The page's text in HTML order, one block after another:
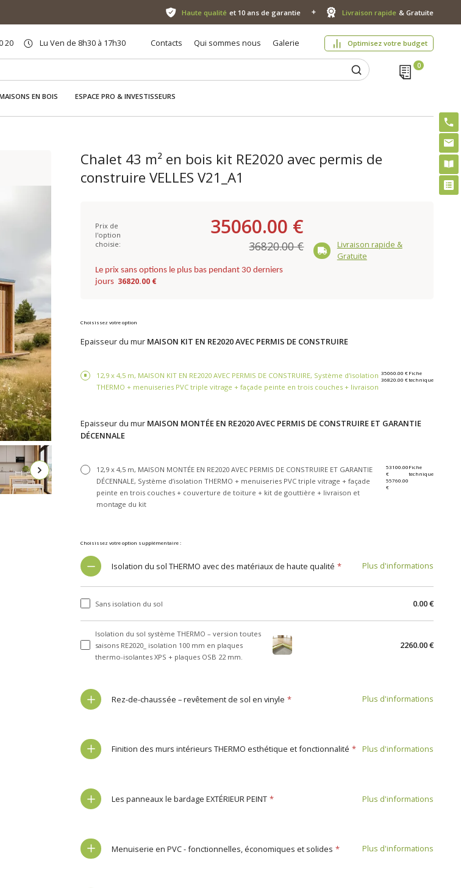
Haute qualité et 10 ans de garantie Livraison rapide & Gratuite
20 Lu Ven de 8h30 à 17h30 Contacts Qui sommes nous Galerie Optimisez votre budget
EN BOIS ESPACE PRO & INVESTISSEURS
Chalet 43 m² en bois kit RE2020 avec permis de
construire VELLES V21_A1
Prix de
l'option
choisie:
35060.00 €
36820.00 €
Le prix sans options le plus bas pendant 30 derniers
jours 36820.00 €
Livraison rapide &
Gratuite
Choisissez votre option
Epaisseur du mur MAISON KIT EN RE2020 AVEC PERMIS DE CONSTRUIRE
12,9 x 4,5 m, MAISON KIT EN RE2020 AVEC PERMIS DE CONSTRUIRE, Système d'isolation
THERMO + menuiseries PVC triple vitrage + façade peinte en trois couches + livraison
35060.00 €
36820.00 €
Fiche
technique
Epaisseur du mur MAISON MONTÉE EN RE2020 AVEC PERMIS DE CONSTRUIRE ET GARANTIE
DÉCENNALE
12,9 x 4,5 m, MAISON MONTÉE EN RE2020 AVEC PERMIS DE CONSTRUIRE ET GARANTIE
DÉCENNALE, Système d’isolation THERMO + menuiseries PVC triple vitrage + façade
peinte en trois couches + couverture de toiture + kit de gouttière + livraison et
montage du kit
53100.00
€
55760.00
€
Fiche
technique
Choisissez votre option supplémentaire :
Isolation du sol THERMO avec des matériaux de haute qualité Plus d'informations
Sans isolation du sol 0.00 €
Isolation du sol système THERMO – version toutes
saisons RE2020_ isolation 100 mm en plaques
thermo-isolantes XPS + plaques OSB 22 mm.
2260.00 €
Rez-de-chaussée – revêtement de sol en vinyle Plus d'informations
Finition des murs intérieurs THERMO esthétique et fonctionnalité Plus d'informations
Les panneaux le bardage EXTÉRIEUR PEINT Plus d'informations
Menuiserie en PVC - fonctionnelles, économiques et solides Plus d'informations